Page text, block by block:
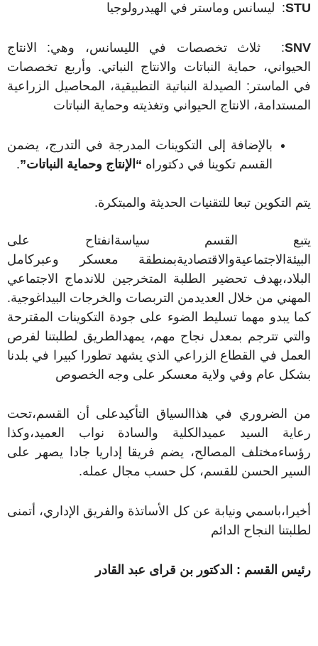
STU: ليسانس وماستر في الهيدرولوجيا
SNV: ثلاث تخصصات في الليسانس، وهي: الانتاج
الحيواني، حماية النباتات والانتاج النباتي. وأربع تخصصات
في الماستر: الصيدلة النباتية التطبيقية، المحاصيل الزراعية
المستدامة، الانتاج الحيواني وتغذيته وحماية النباتات
بالإضافة إلى التكوينات المدرجة في التدرج، يضمن
القسم تكوينا في دكتوراه “الإنتاج وحماية النباتات”.
يتم التكوين تبعا للتقنيات الحديثة والمبتكرة.
يتبع القسم سياسةانفتاح على
البيئةالاجتماعيةوالاقتصاديةبمنطقة معسكر وعبركامل
البلاد،بهدف تحضير الطلبة المتخرجين للاندماج الاجتماعي
المهني من خلال العديدمن التربصات والخرجات البيداغوجية.
كما يبدو مهما تسليط الضوء على جودة التكوينات المقترحة
والتي تترجم بمعدل نجاح مهم، يمهدالطريق لطلبتنا لفرص
العمل في القطاع الزراعي الذي يشهد تطورا كبيرا في بلدنا
بشكل عام وفي ولاية معسكر على وجه الخصوص
من الضروري في هذاالسياق التأكيدعلى أن القسم،تحت
رعاية السيد عميدالكلية والسادة نواب العميد،وكذا
رؤساءمختلف المصالح، يضم فريقا إداريا جادا يصهر على
السير الحسن للقسم، كل حسب مجال عمله.
أخيرا،باسمي ونيابة عن كل الأساتذة والفريق الإداري، أتمنى
لطلبتنا النجاح الدائم
رئيس القسم : الدكتور بن قراى عبد القادر